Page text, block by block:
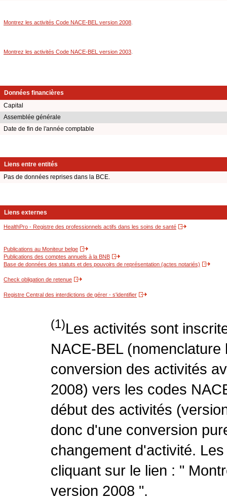
Montrez les activités Code NACE-BEL version 2008
Montrez les activités Code NACE-BEL version 2003
Données financières
Capital
Assemblée générale
Date de fin de l'année comptable
Liens entre entités
Pas de données reprises dans la BCE.
Liens externes
HealthPro - Registre des professionnels actifs dans les soins de santé
Publications au Moniteur belge
Publications des comptes annuels à la BNB
Base de données des statuts et des pouvoirs de représentation (actes notariés)
Check obligation de retenue
Registre Central des interdictions de gérer - s'identifier
(1)Les activités sont
NACE-BEL
conversion des activités
2008) vers les codes
début des activités
donc d'une conversion
changement d'activité.
cliquant sur le lien : "
version 2008 ".